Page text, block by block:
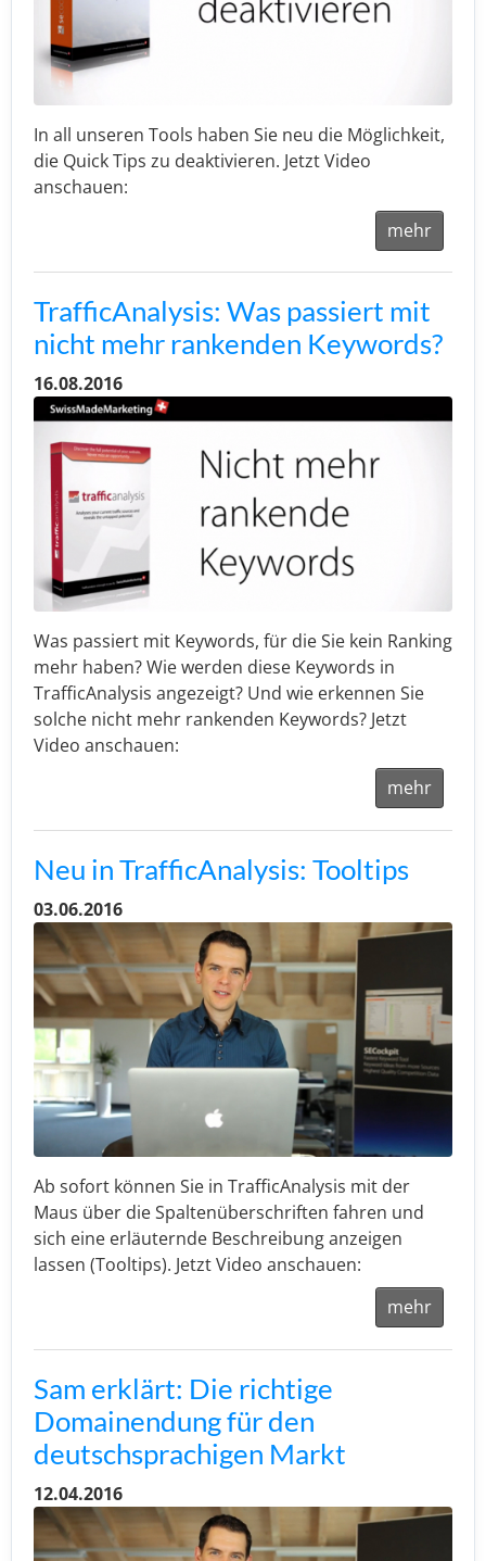
In all unseren Tools haben Sie neu die Möglichkeit,
die Quick Tips zu deaktivieren. Jetzt Video
anschauen:
mehr
TrafficAnalysis: Was passiert mit
nicht mehr rankenden Keywords?
16.08.2016
Was passiert mit Keywords, für die Sie kein Ranking
mehr haben? Wie werden diese Keywords in
TrafficAnalysis angezeigt? Und wie erkennen Sie
solche nicht mehr rankenden Keywords? Jetzt
Video anschauen:
mehr
Neu in TrafficAnalysis: Tooltips
03.06.2016
Ab sofort können Sie in TrafficAnalysis mit der
Maus über die Spaltenüberschriften fahren und
sich eine erläuternde Beschreibung anzeigen
lassen (Tooltips). Jetzt Video anschauen:
mehr
Sam erklärt: Die richtige
Domainendung für den
deutschsprachigen Markt
12.04.2016